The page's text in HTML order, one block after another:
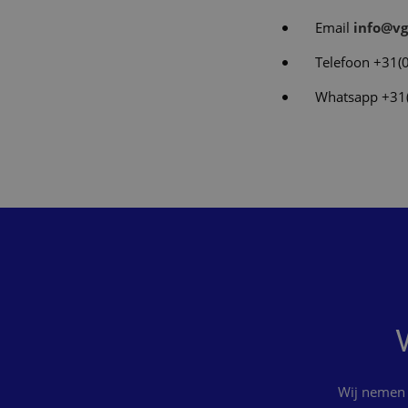
Email
Telefoon
Whatsapp
Wij